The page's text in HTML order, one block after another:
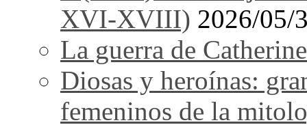
XVI-XVIII) 2026/05/
La guerra de Catherine
Diosas y heroínas:
femeninos de la